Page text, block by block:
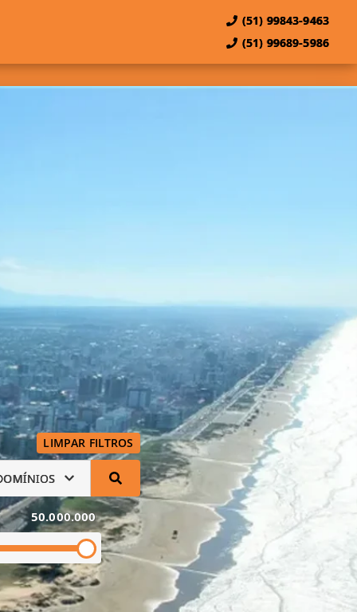
(51) 99843-9463
(51) 99689-5986
LIMPAR FILTROS
50.000.000